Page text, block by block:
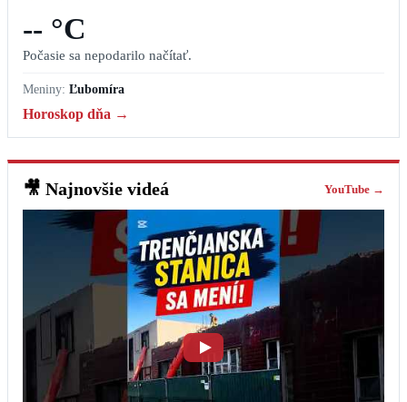
-- °C
Počasie sa nepodarilo načítať.
Meniny: Ľubomíra
Horoskop dňa →
🎥 Najnovšie videá YouTube →